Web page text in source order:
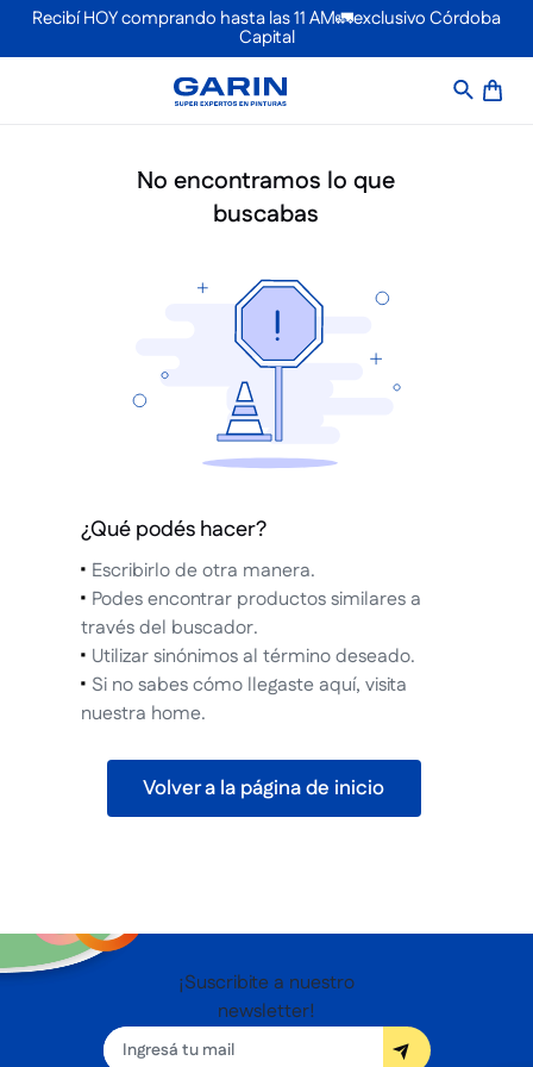
Recibí HOY comprando hasta las 11 AM🚛exclusivo Córdoba
Capital
No encontramos lo que
buscabas
¿Qué podés hacer?
Escribirlo de otra manera.
Podes encontrar productos similares a
través del buscador.
Utilizar sinónimos al término deseado.
Si no sabes cómo llegaste aquí, visita
nuestra home.
Volver a la página de inicio
¡Suscribite a nuestro
newsletter!